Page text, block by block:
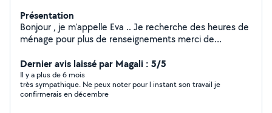
Présentation
Bonjour , je m'appelle Eva .. Je recherche des heures de
ménage pour plus de renseignements merci de
Dernier avis laissé par Magali : 5/5
Il y a plus de 6 mois
très sympathique. Ne peux noter pour l instant son travail je
confirmerais en décembre